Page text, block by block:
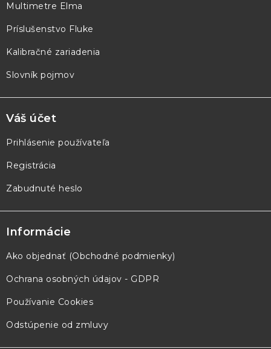
e
Multimetre Elma
Príslušenstvo Fluke
Kalibračné zariadenia
Slovník pojmov
Váš účet
Prihlásenie používateľa
Registrácia
Zabudnuté heslo
Informácie
Ako objednať (Obchodné podmienky)
Ochrana osobných údajov - GDPR
Používanie Cookies
Odstúpenie od zmluvy